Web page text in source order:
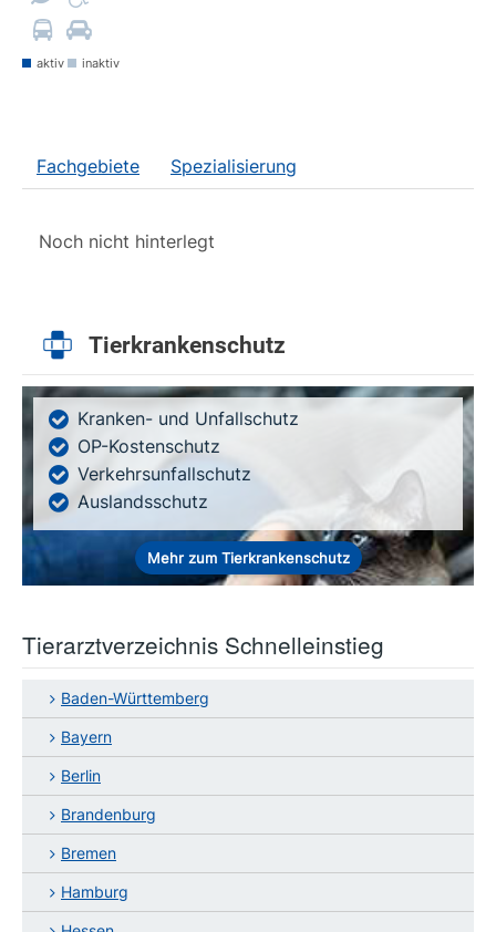
aktiv inaktiv
Fachgebiete Spezialisierung
Noch nicht hinterlegt
Tierkrankenschutz
Kranken- und Unfallschutz
OP-Kostenschutz
Verkehrsunfallschutz
Auslandsschutz
Mehr zum Tierkrankenschutz
Tierarztverzeichnis Schnelleinstieg
Baden-Württemberg
Bayern
Berlin
Brandenburg
Bremen
Hamburg